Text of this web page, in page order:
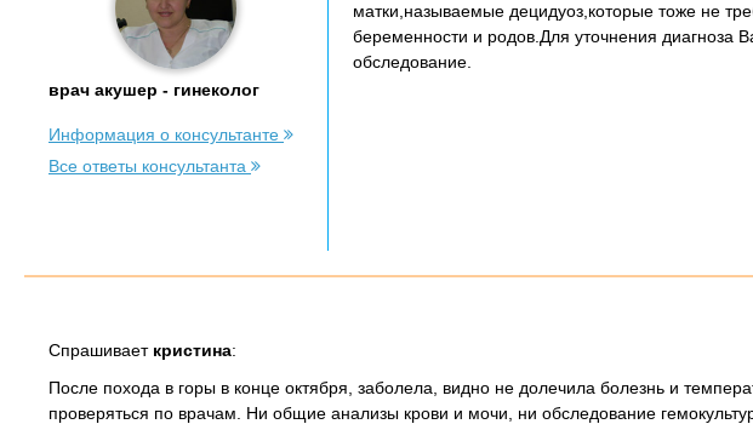
врач акушер - гинеколог
Информация о консультанте
Все ответы консультанта
матки,называемые децидуоз,которые тоже не
беременности и родов.Для уточнения диагноза
обследование.
Спрашивает кристина:
После похода в горы в конце октября, заболела, видно не долечила болезнь и
проверяться по врачам. Ни общие анализы крови и мочи, ни обследование